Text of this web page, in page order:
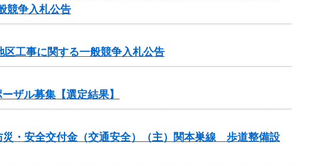
競争入札公告
区工事に関する一般競争入札公告
ザル募集【選定結果】
・安全交付金（交通安全）（主）関本巣線 歩道整備設